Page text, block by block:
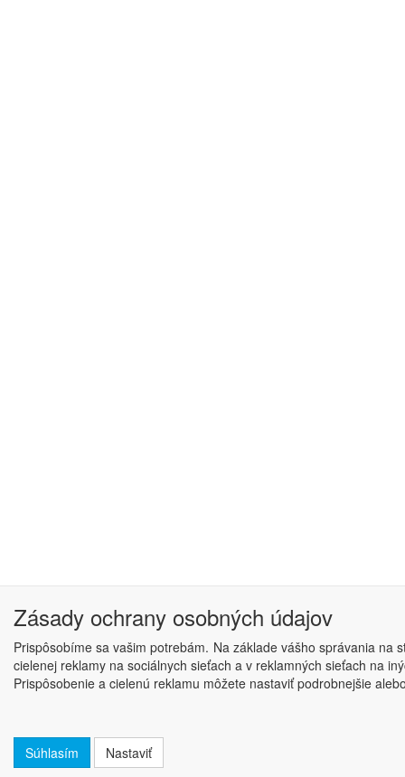
Zásady ochrany osobných údajov
Prispôsobíme sa vašim potrebám. Na základe vášho správania
cielenej reklamy na sociálnych sieťach a v reklamných sieťach na
Prispôsobenie a cielenú reklamu môžete nastaviť podrobnejšie
Súhlasím Nastaviť